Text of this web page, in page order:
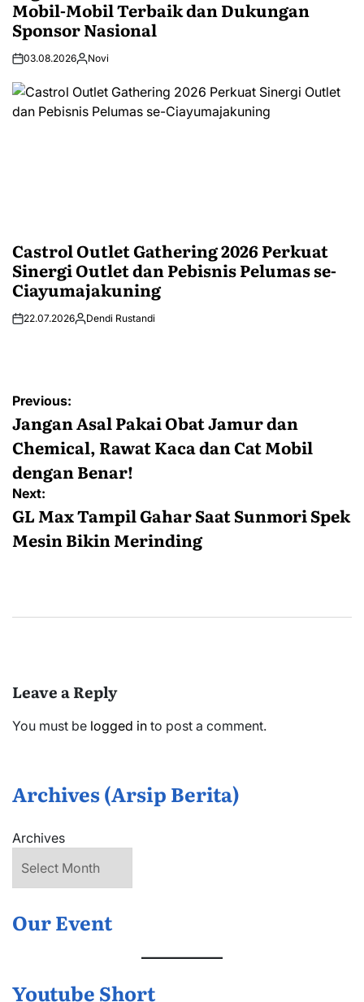
Mobil-Mobil Terbaik dan Dukungan
Sponsor Nasional
03.08.2026 Novi
Castrol Outlet Gathering 2026 Perkuat
Sinergi Outlet dan Pebisnis Pelumas se-
Ciayumajakuning
22.07.2026 Dendi Rustandi
Post
navigation
Previous:
Jangan Asal Pakai Obat Jamur dan
Chemical, Rawat Kaca dan Cat Mobil
dengan Benar!
Next:
GL Max Tampil Gahar Saat Sunmori Spek
Mesin Bikin Merinding
Leave a Reply
You must be logged in to post a comment.
Archives (Arsip Berita)
Archives
Our Event
Youtube Short